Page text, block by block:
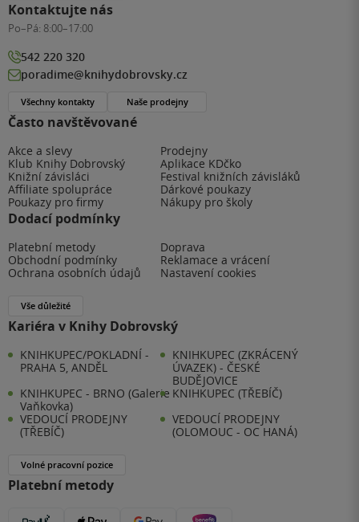
Často navštěvované
Akce a slevy
Prodejny
Klub Knihy Dobrovský
Aplikace KDčko
Knižní závisláci
Festival knižních závisláků
Affiliate spolupráce
Dárkové poukazy
Poukazy pro firmy
Nákupy pro školy
Dodací podmínky
Platební metody
Doprava
Obchodní podmínky
Reklamace a vrácení
Ochrana osobních údajů
Nastavení cookies
Vše důležité
Kariéra v Knihy Dobrovský
KNIHKUPEC/POKLADNÍ -
PRAHA 5, ANDĚL
KNIHKUPEC (ZKRÁCENÝ
ÚVAZEK) - ČESKÉ
BUDĚJOVICE
KNIHKUPEC - BRNO (Galerie
Vaňkovka)
KNIHKUPEC (TŘEBÍČ)
VEDOUCÍ PRODEJNY
(TŘEBÍČ)
VEDOUCÍ PRODEJNY
(OLOMOUC - OC HANÁ)
Volné pracovní pozice
Platební metody
Kontaktujte nás
Po–Pá: 8:00–17:00
542 220 320
poradime@knihydobrovsky.cz
Všechny kontakty Naše prodejny